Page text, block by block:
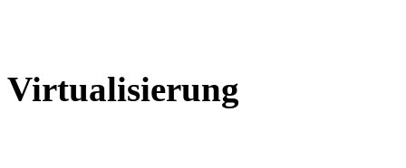
Virtualisierung